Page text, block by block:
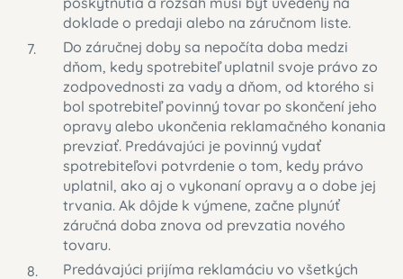
doklade o predaji alebo na záručnom liste.
Do záručnej doby sa nepočíta doba medzi
dňom, kedy spotrebiteľ uplatnil svoje právo zo
zodpovednosti za vady a dňom, od ktorého si
bol spotrebiteľ povinný tovar po skončení jeho
opravy alebo ukončenia reklamačného konania
prevziať. Predávajúci je povinný vydať
spotrebiteľovi potvrdenie o tom, kedy právo
uplatnil, ako aj o vykonaní opravy a o dobe jej
trvania. Ak dôjde k výmene, začne plynúť
záručná doba znova od prevzatia nového
tovaru.
Predávajúci prijíma reklamáciu vo všetkých